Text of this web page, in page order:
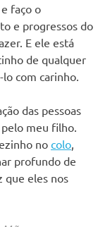
faço o
e progressos do
E ele está
de qualquer
com carinho.
das pessoas
meu filho.
no colo,
profundo de
que eles nos